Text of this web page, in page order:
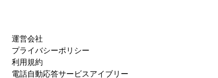
運営会社
プライバシーポリシー
利用規約
電話自動応答サービスアイブリー